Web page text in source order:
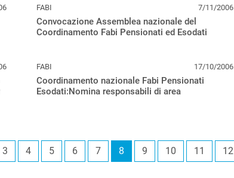
FABI 7/11/2006
Convocazione Assemblea nazionale del
Coordinamento Fabi Pensionati ed Esodati
FABI 17/10/2006
Coordinamento nazionale Fabi Pensionati
Esodati:Nomina responsabili di area
3 4 5 6 7 8 9 10 11 12